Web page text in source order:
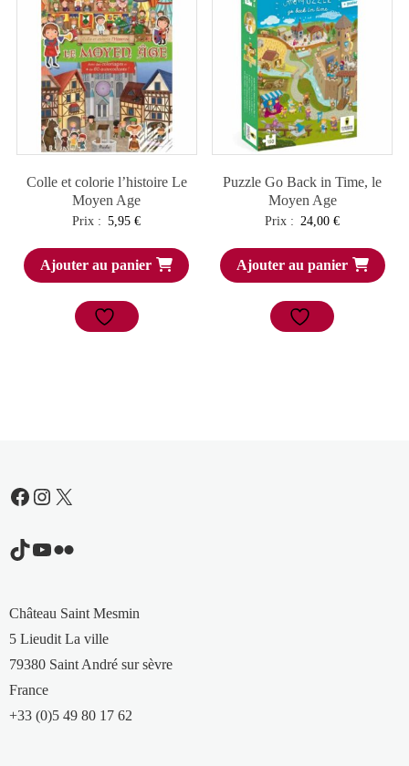
Colle et colorie l’histoire Le
Moyen Age
Prix : 5,95€
Ajouter au panier
Puzzle Go Back in Time, le
Moyen Age
Prix : 24,00€
Ajouter au panier
Facebook
Instagram
X
TikTok
YouTube
Flickr
Château Saint Mesmin
5 Lieudit La ville
79380 Saint André sur sèvre
France
+33 (0)5 49 80 17 62